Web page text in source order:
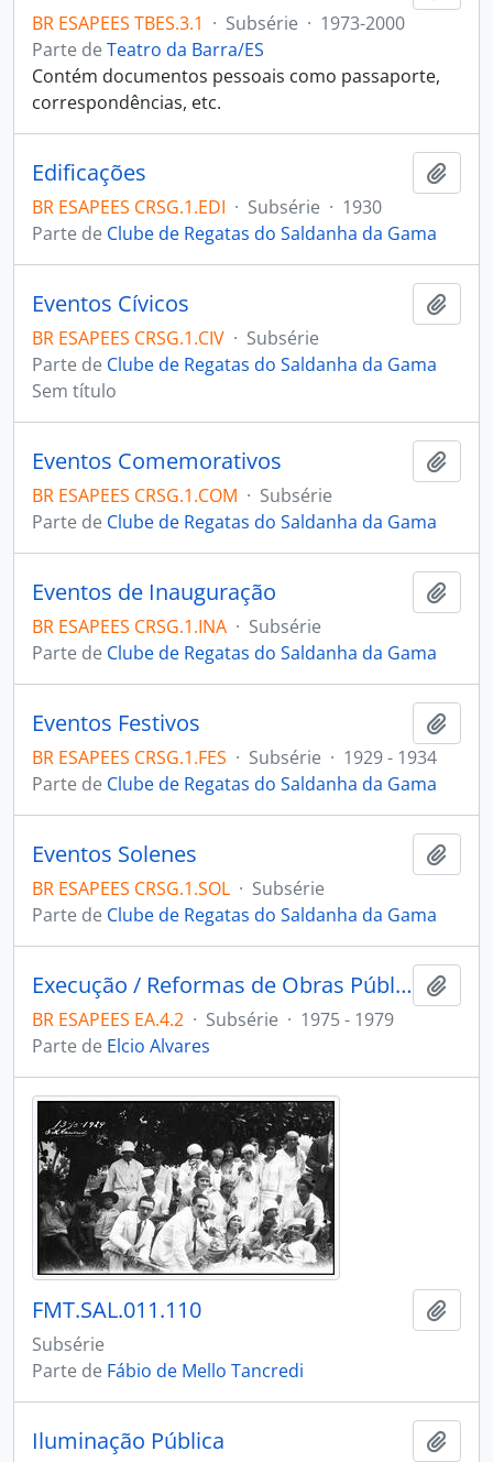
BR ESAPEES TBES.3.1 · Subsérie · 1973-2000
Parte de Teatro da Barra/ES
Contém documentos pessoais como passaporte,
correspondências, etc.
Edificações
BR ESAPEES CRSG.1.EDI · Subsérie · 1930
Parte de Clube de Regatas do Saldanha da Gama
Eventos Cívicos
BR ESAPEES CRSG.1.CIV · Subsérie
Parte de Clube de Regatas do Saldanha da Gama
Sem título
Eventos Comemorativos
BR ESAPEES CRSG.1.COM · Subsérie
Parte de Clube de Regatas do Saldanha da Gama
Eventos de Inauguração
BR ESAPEES CRSG.1.INA · Subsérie
Parte de Clube de Regatas do Saldanha da Gama
Eventos Festivos
BR ESAPEES CRSG.1.FES · Subsérie · 1929 - 1934
Parte de Clube de Regatas do Saldanha da Gama
Eventos Solenes
BR ESAPEES CRSG.1.SOL · Subsérie
Parte de Clube de Regatas do Saldanha da Gama
Execução / Reformas de Obras Públicas
BR ESAPEES EA.4.2 · Subsérie · 1975 - 1979
Parte de Elcio Alvares
FMT.SAL.011.110
Subsérie
Parte de Fábio de Mello Tancredi
Iluminação Pública